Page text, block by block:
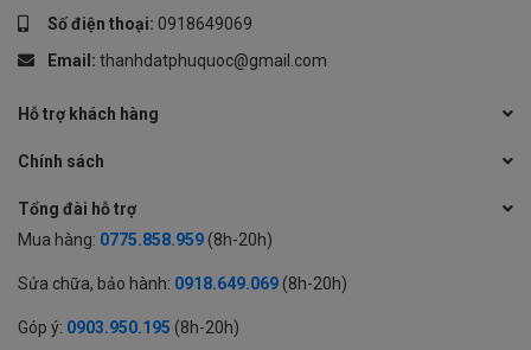
Hỗ trợ 2 khe cắm x M.2 và 4 x cổng
SATA 6Gb / s
Bộ xử lý máy tính để bàn AMD Ryzen ™
Khe cắm M.2_1 (Phím M), kiểu
3.0 x4 & SATA)
Số điện thoại: 0918649069
Email: thanhdatphuquoc@gmail.com
Hỗ trợ khách hàng
Chính sách
Tổng đài hỗ trợ
Mua hàng: 0775.858.959 (8h-20h)
Sửa chữa, bảo hành: 0918.649.069 (8h-20h)
Góp ý: 0903.950.195 (8h-20h)